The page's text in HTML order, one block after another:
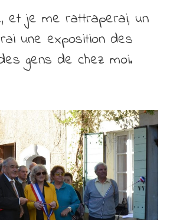
et je me rattraperai, un
une exposition des
gens de chez moi.